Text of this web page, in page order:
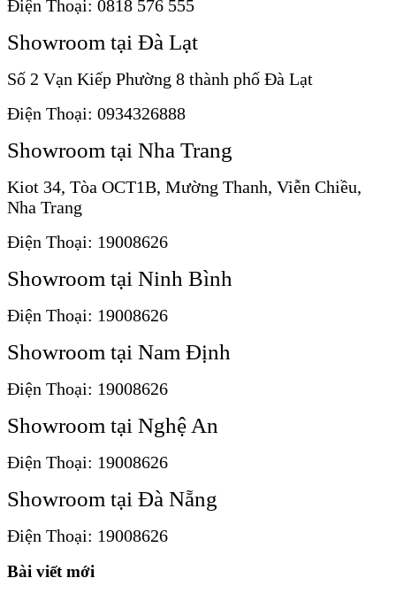
Điện Thoại: 0818 576 555
Showroom tại Đà Lạt
Số 2 Vạn Kiếp Phường 8 thành phố Đà Lạt
Điện Thoại: 0934326888
Showroom tại Nha Trang
Kiot 34, Tòa OCT1B, Mường Thanh, Viễn Chiều,
Nha Trang
Điện Thoại: 19008626
Showroom tại Ninh Bình
Điện Thoại: 19008626
Showroom tại Nam Định
Điện Thoại: 19008626
Showroom tại Nghệ An
Điện Thoại: 19008626
Showroom tại Đà Nẵng
Điện Thoại: 19008626
Bài viết mới